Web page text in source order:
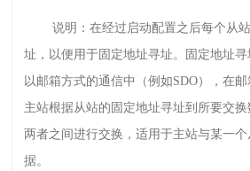
说明：在经过启动配置之后每个从站
址，以便用于固定地址寻址。固定地址
以邮箱方式的通信中（例如SDO），在
主站根据从站的固定地址寻址到所要交
两者之间进行交换，适用于主站与某一
据。